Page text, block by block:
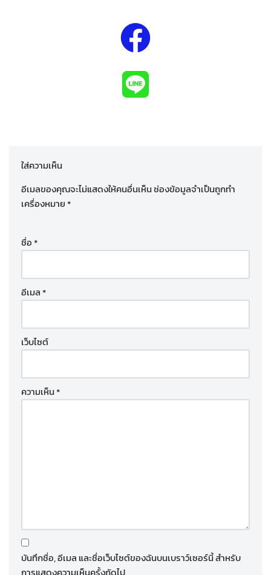
ใส่ความเห็น
อีเมลของคุณจะไม่แสดงให้คนอื่นเห็นช่องข้อมูลจำเป็นถูกทำ
เครื่องหมาย*
ชื่อ*
อีเมล*
เว็บไซต์
ความเห็น*
บันทึกชื่อ, อีเมล และชื่อเว็บไซต์ของฉันบนเบราว์เซอร์นี้ สำหรับ
การแสดงความเห็นครั้งถัดไป